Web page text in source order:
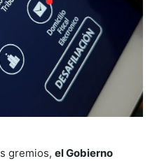
gremios, el Gobierno